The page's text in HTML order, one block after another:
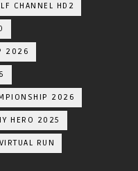
CHANNEL HD2
2026
2026
HERO 2025
RUN